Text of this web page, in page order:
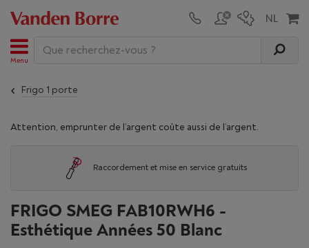
Menu
Frigo 1 porte
Attention, emprunter de l’argent coûte aussi de l’argent.
Raccordement et mise en service gratuits
FRIGO SMEG FAB10RWH6 -
Esthétique Années 50 Blanc